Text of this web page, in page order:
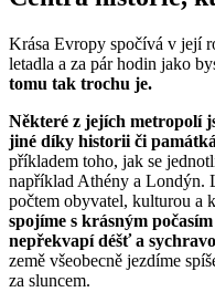
Krása Evropy spočívá v její
letadla a za pár hodin jako
tomu tak trochu je.
Některé z jejích metropolí
jiné díky historii či
příkladem toho, jak se
například Athény a Londýn.
počtem obyvatel, kulturou a
spojíme s krásným
nepřekvapí déšť a
země všeobecně jezdíme
za sluncem.